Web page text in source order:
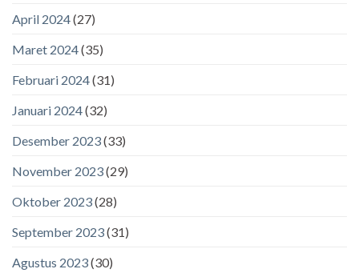
April 2024(27)
Maret 2024(35)
Februari 2024(31)
Januari 2024(32)
Desember 2023(33)
November 2023(29)
Oktober 2023(28)
September 2023(31)
Agustus 2023(30)